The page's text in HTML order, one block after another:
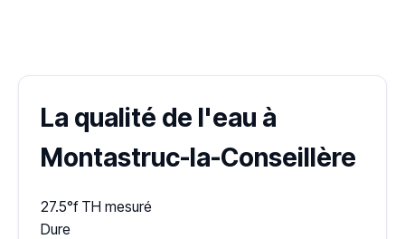
La qualité de l'eau à
Montastruc-la-Conseillère
27.5°f TH mesuré
Dure